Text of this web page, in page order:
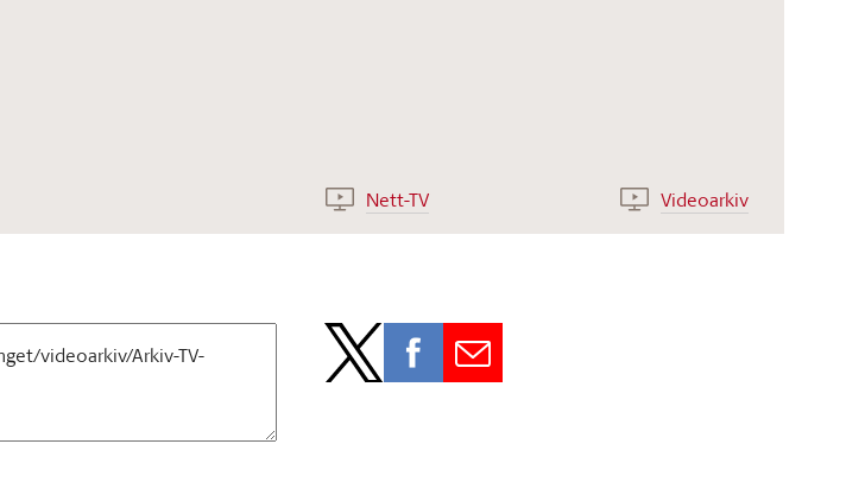
Nett-TV Videoarkiv